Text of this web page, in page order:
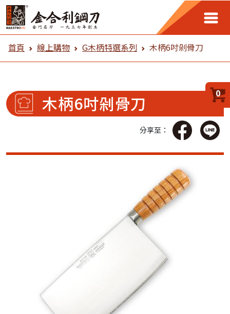
0
金合利鋼刀 線上購物
首頁 線上購物 G木柄特選系列 木柄6吋剁骨刀
木柄6吋剁骨刀
分享至：